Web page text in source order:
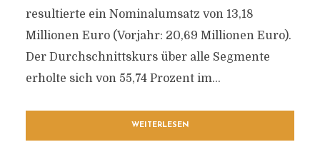
resultierte ein Nominalumsatz von 13,18
Millionen Euro (Vorjahr: 20,69 Millionen Euro).
Der Durchschnittskurs über alle Segmente
erholte sich von 55,74 Prozent im...
WEITERLESEN